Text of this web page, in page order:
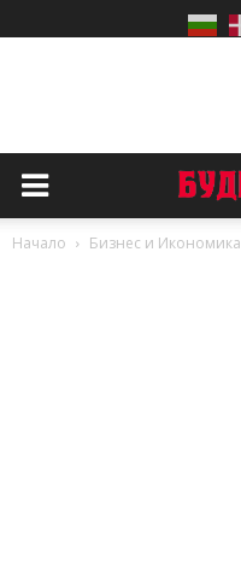
Начало Бизнес и Икономика